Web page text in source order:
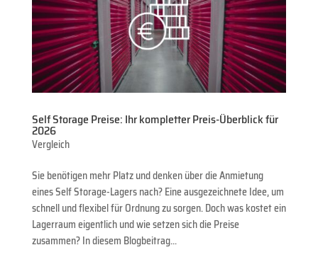
Self Storage Preise: Ihr kompletter Preis-Überblick für
2026
Vergleich
Sie benötigen mehr Platz und denken über die Anmietung
eines Self Storage-Lagers nach? Eine ausgezeichnete Idee, um
schnell und flexibel für Ordnung zu sorgen. Doch was kostet ein
Lagerraum eigentlich und wie setzen sich die Preise
zusammen? In diesem Blogbeitrag...